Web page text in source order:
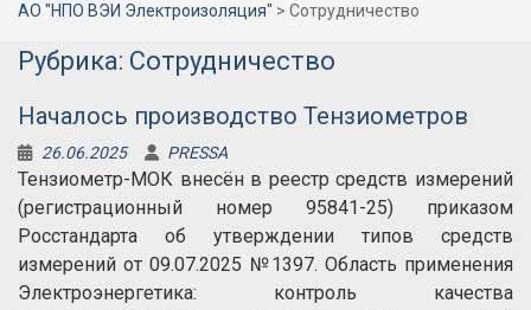
АО "НПО ВЭИ Электроизоляция" > Сотрудничество
Рубрика: Сотрудничество
Началось производство Тензиометров
26.06.2025 PRESSA
Тензиометр-МОК внесён в реестр средств измерений
(регистрационный номер 95841-25) приказом
Росстандарта об утверждении типов средств
измерений от 09.07.2025 №1397. Область применения
Электроэнергетика: контроль качества